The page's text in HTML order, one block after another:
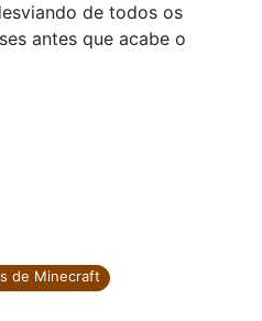
de todos os
antes que acabe o
de Minecraft